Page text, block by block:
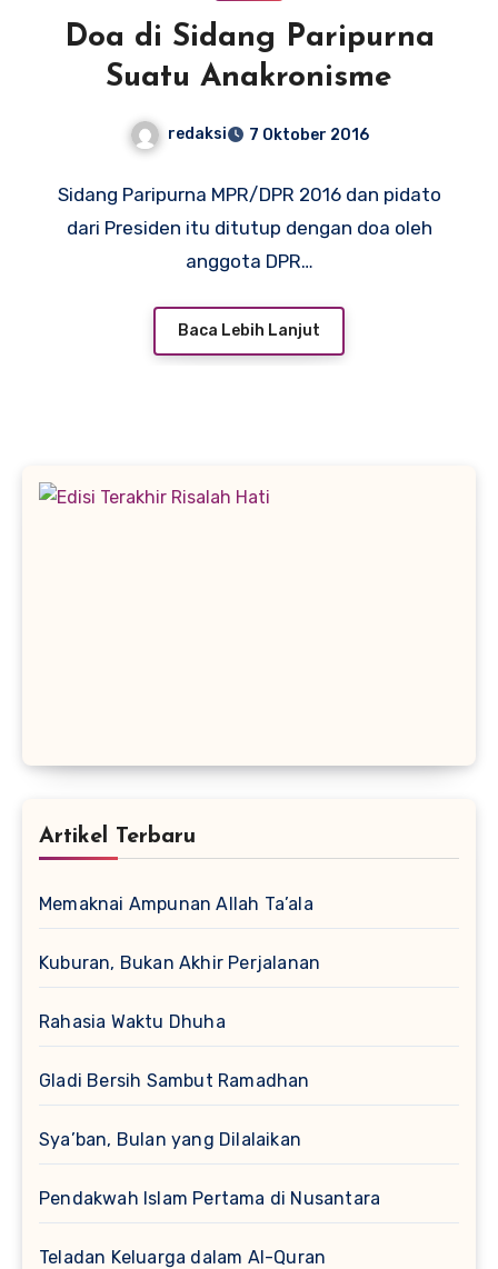
Doa di Sidang Paripurna
Suatu Anakronisme
redaksi 7 Oktober 2016
Sidang Paripurna MPR/DPR 2016 dan pidato
dari Presiden itu ditutup dengan doa oleh
anggota DPR…
Baca Lebih Lanjut
Artikel Terbaru
Memaknai Ampunan Allah Ta’ala
Kuburan, Bukan Akhir Perjalanan
Rahasia Waktu Dhuha
Gladi Bersih Sambut Ramadhan
Sya’ban, Bulan yang Dilalaikan
Pendakwah Islam Pertama di Nusantara
Teladan Keluarga dalam Al-Quran